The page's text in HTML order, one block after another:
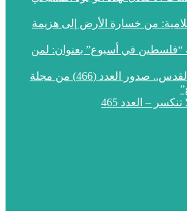
من خسارة الأرض إلى هزيمة
مجلة “فلسطين في أسبوع” بعنوان: لمن
أمميون على طريق القدس.. صدور العدد (466) من مجلة
– العدد 465